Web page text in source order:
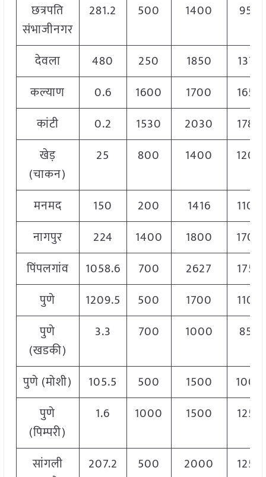
छत्रपति
संभाजीनगर
281.2 500 1400 950
देवला 480 250 1850
1375
कल्याण
0.6 1600 1700
1650
कांटी
0.2 1530 2030
1780
खेड़
(चाकन)
25 800 1400 1200
मनमद 150 200 1416
1100
नागपुर
224 1400 1800
1700
पिंपलगांव
1058.6 700 2627
1750
पुणे
1209.5 500 1700
1100
पुणे
(खडकी)
3.3 700 1000 850
पुणे (मोशी) 105.5 500 1500
1000
पुणे
(पिम्परी)
1.6 1000 1500 1250
सांगली
207.2 500 2000 1250